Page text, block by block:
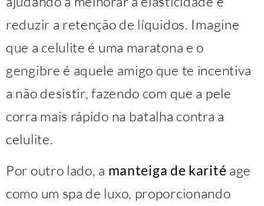
reduzir a retenção de líquidos. Imagine
que a celulite é uma maratona e o
gengibre é aquele amigo que te incentiva
a não desistir, fazendo com que a pele
corra mais rápido na batalha contra a
celulite.
Por outro lado, a manteiga de karité age
como um spa de luxo, proporcionando